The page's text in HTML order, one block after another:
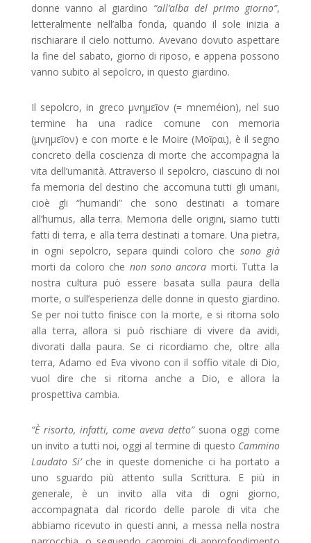
donne vanno al giardino “all’alba del primo giorno”,
letteralmente nell’alba fonda, quando il sole inizia a
rischiarare il cielo notturno. Avevano dovuto aspettare
la fine del sabato, giorno di riposo, e appena possono
vanno subito al sepolcro, in questo giardino.
Il sepolcro, in greco μνημεῖον (= mneméion), nel suo
termine ha una radice comune con memoria
(μνημεῖον) e con morte e le Moire (Μοῖραι), è il segno
concreto della coscienza di morte che accompagna la
vita dell’umanità. Attraverso il sepolcro, ciascuno di noi
fa memoria del destino che accomuna tutti gli umani,
cioè gli “humandi” che sono destinati a tornare
all’humus, alla terra. Memoria delle origini, siamo tutti
fatti di terra, e alla terra destinati a tornare. Una pietra,
in ogni sepolcro, separa quindi coloro chesono già
morti da coloro che non sono ancora morti. Tutta la
nostra cultura può essere basata sulla paura della
morte, o sull’esperienza delle donne in questo giardino.
Se per noi tutto finisce con la morte, e si ritorna solo
alla terra, allora si può rischiare di vivere da avidi,
divorati dalla paura. Se ci ricordiamo che, oltre alla
terra, Adamo ed Eva vivono con il soffio vitale di Dio,
vuol dire che si ritorna anche a Dio, e allora la
prospettiva cambia.
“È risorto, infatti, come aveva detto”suona oggi come
un invito a tutti noi, oggi al termine di questo Cammino
Laudato Si’che in queste domeniche ci ha portato a
uno sguardo più attento sulla Scrittura. E più in
generale, è un invito alla vita di ogni giorno,
accompagnata dal ricordo delle parole di vita che
abbiamo ricevuto in questi anni, a messa nella nostra